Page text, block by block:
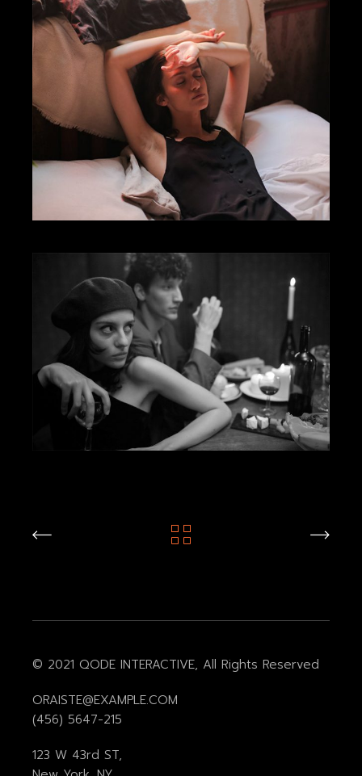
© 2021 QODE INTERACTIVE, All Rights Reserved
ORAISTE@EXAMPLE.COM
(456) 5647-215
123 W 43rd ST,